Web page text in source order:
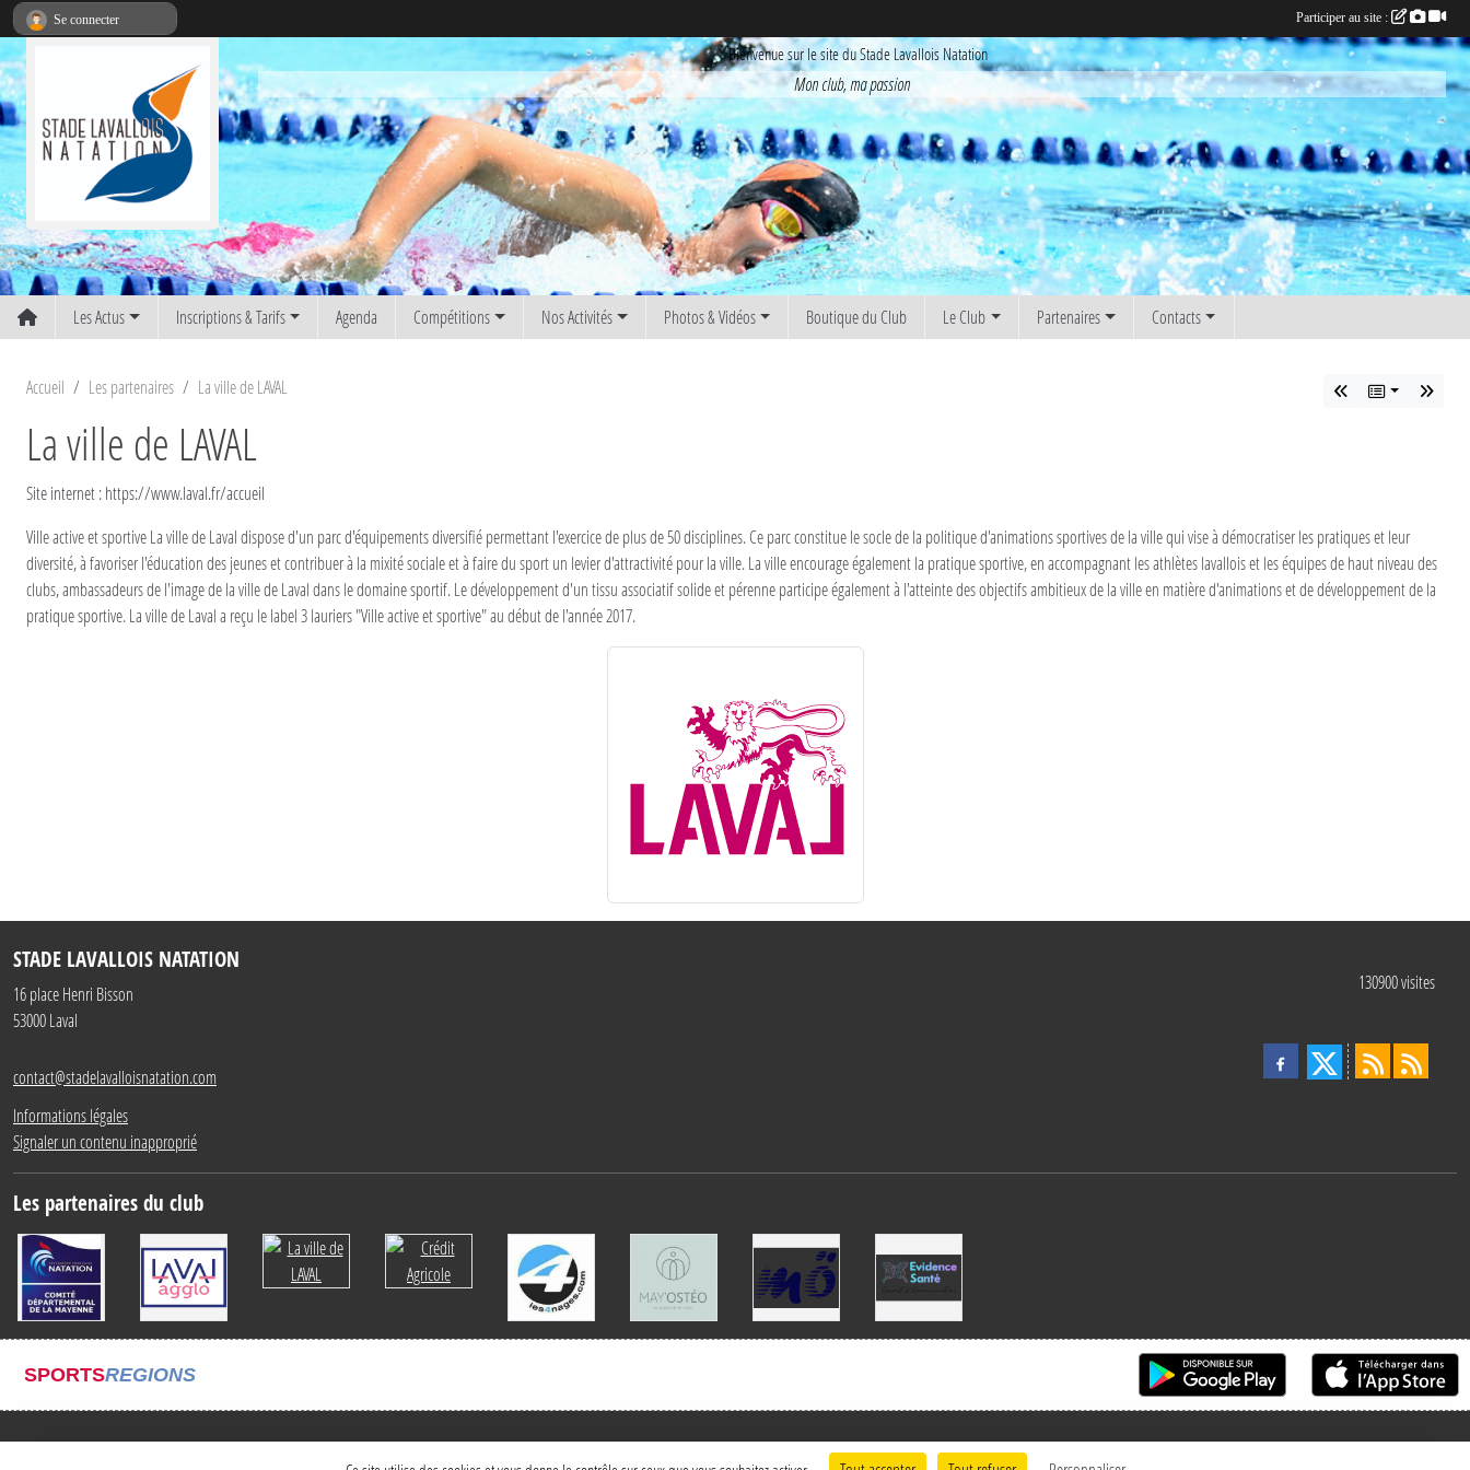
Bienvenue sur le site du Stade Lavallois Natation
Mon club, ma passion
Les Actus Inscriptions & Tarifs Agenda Compétitions Nos Activités Photos & Vidéos Boutique du Club Le Club Partenaires Contacts
Accueil Les partenaires La ville de LAVAL
La ville de LAVAL
Site internet : https://www.laval.fr/accueil
Ville active et sportive La ville de Laval dispose d'un parc d'équipements diversifié permettant l'exercice de plus de 50 disciplines. Ce parc constitue le socle de la politique d'animations sportives de la ville qui vise à démocratiser les pratiques et leur
diversité, à favoriser l'éducation des jeunes et contribuer à la mixité sociale et à faire du sport un levier d'attractivité pour la ville. La ville encourage également la pratique sportive, en accompagnant les athlètes lavallois et les équipes de haut niveau des
clubs, ambassadeurs de l'image de la ville de Laval dans le domaine sportif. Le développement d'un tissu associatif solide et pérenne participe également à l'atteinte des objectifs ambitieux de la ville en matière d'animations et de développement de la
pratique sportive. La ville de Laval a reçu le label 3 lauriers "Ville active et sportive" au début de l'année 2017.
STADE LAVALLOIS NATATION
16 place Henri Bisson
53000Laval
contact@stadelavalloisnatation.com
Informations légales
Signaler un contenu inapproprié
130900visites
Les partenaires du club
SPORTSREGIONS
Gestion des cookies
Se connecter Participer au site :
Panneau de gestion des cookies